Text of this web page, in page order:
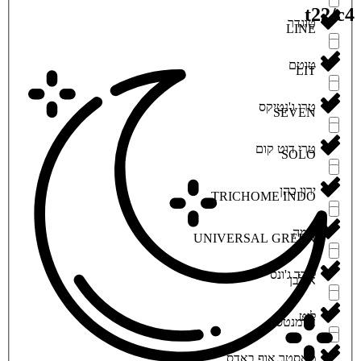
‮טוגדר‬
‮טוטם‬
‮טרו ג'נטיקס‬
‮טרי דוט קום‬
‮ירון כהן‬
‮לומה‬
‮לורד ג'ונס‬
‮ליט‬
‮מאסטר אוף באדס‬
LINE
LIT
SEVEN
SOLO
TRICHOME INDO
UNIVERSAL GREEN
‮אילבן‬
‮אלמנטס‬
t22/